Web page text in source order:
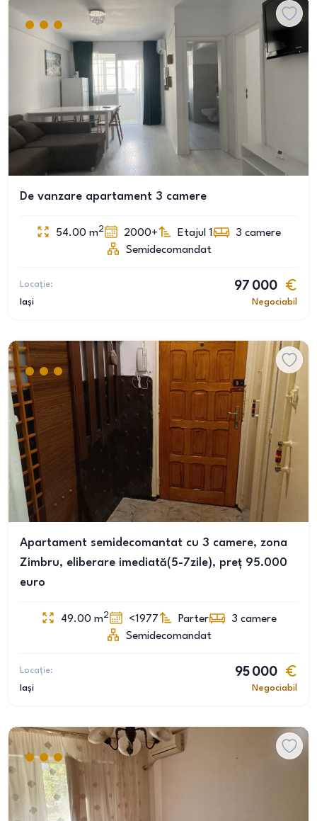
De vanzare apartament 3 camere
54.00 m2 2000+ Etajul 1 3 camere
Semidecomandat
Locație:
Iași
97 000
Negociabil
Apartament semidecomantat cu 3 camere, zona
Zimbru, eliberare imediată(5-7zile), preț 95.000
euro
49.00 m2 <1977 Parter 3 camere
Semidecomandat
Locație:
Iași
95 000
Negociabil